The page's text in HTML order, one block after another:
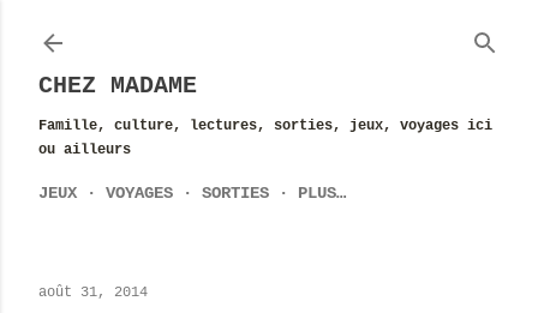
CHEZ MADAME
Famille, culture, lectures, sorties, jeux, voyages ici
ou ailleurs
JEUX VOYAGES SORTIES PLUS…
août 31, 2014